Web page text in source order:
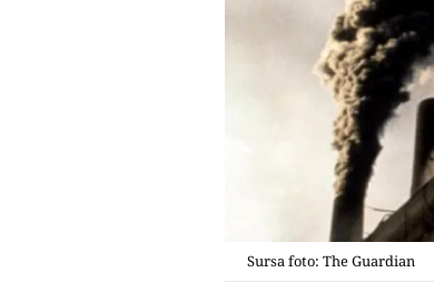
Sursa foto: The Guardian